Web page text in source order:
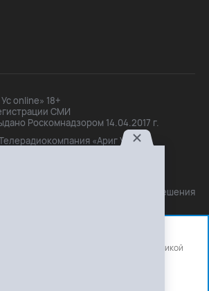
online» 18+
СМИ
Роскомнадзором 14.04.2017 г.
«Ариг Ус»,
Маханова О.Б.
30-14,
только с письменного разрешения
прямая активная ссылка на
файлы cookie и сервисы аналитики.
сайт, вы соглашаетесь с нашей
политикой